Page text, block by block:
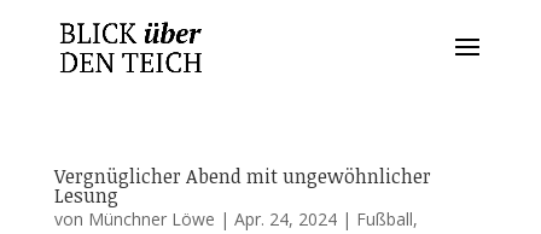
Vergnüglicher Abend mit ungewöhnlicher
Lesung
von Münchner Löwe | Apr. 24, 2024| Fußball,